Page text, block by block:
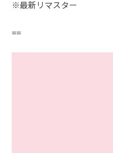
※最新リマスター
==